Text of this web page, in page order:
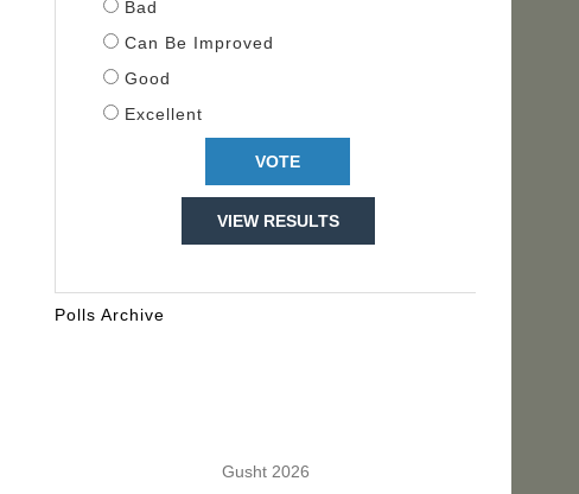
Bad
Can Be Improved
Good
Excellent
VIEW RESULTS
Polls Archive
Gusht 2026